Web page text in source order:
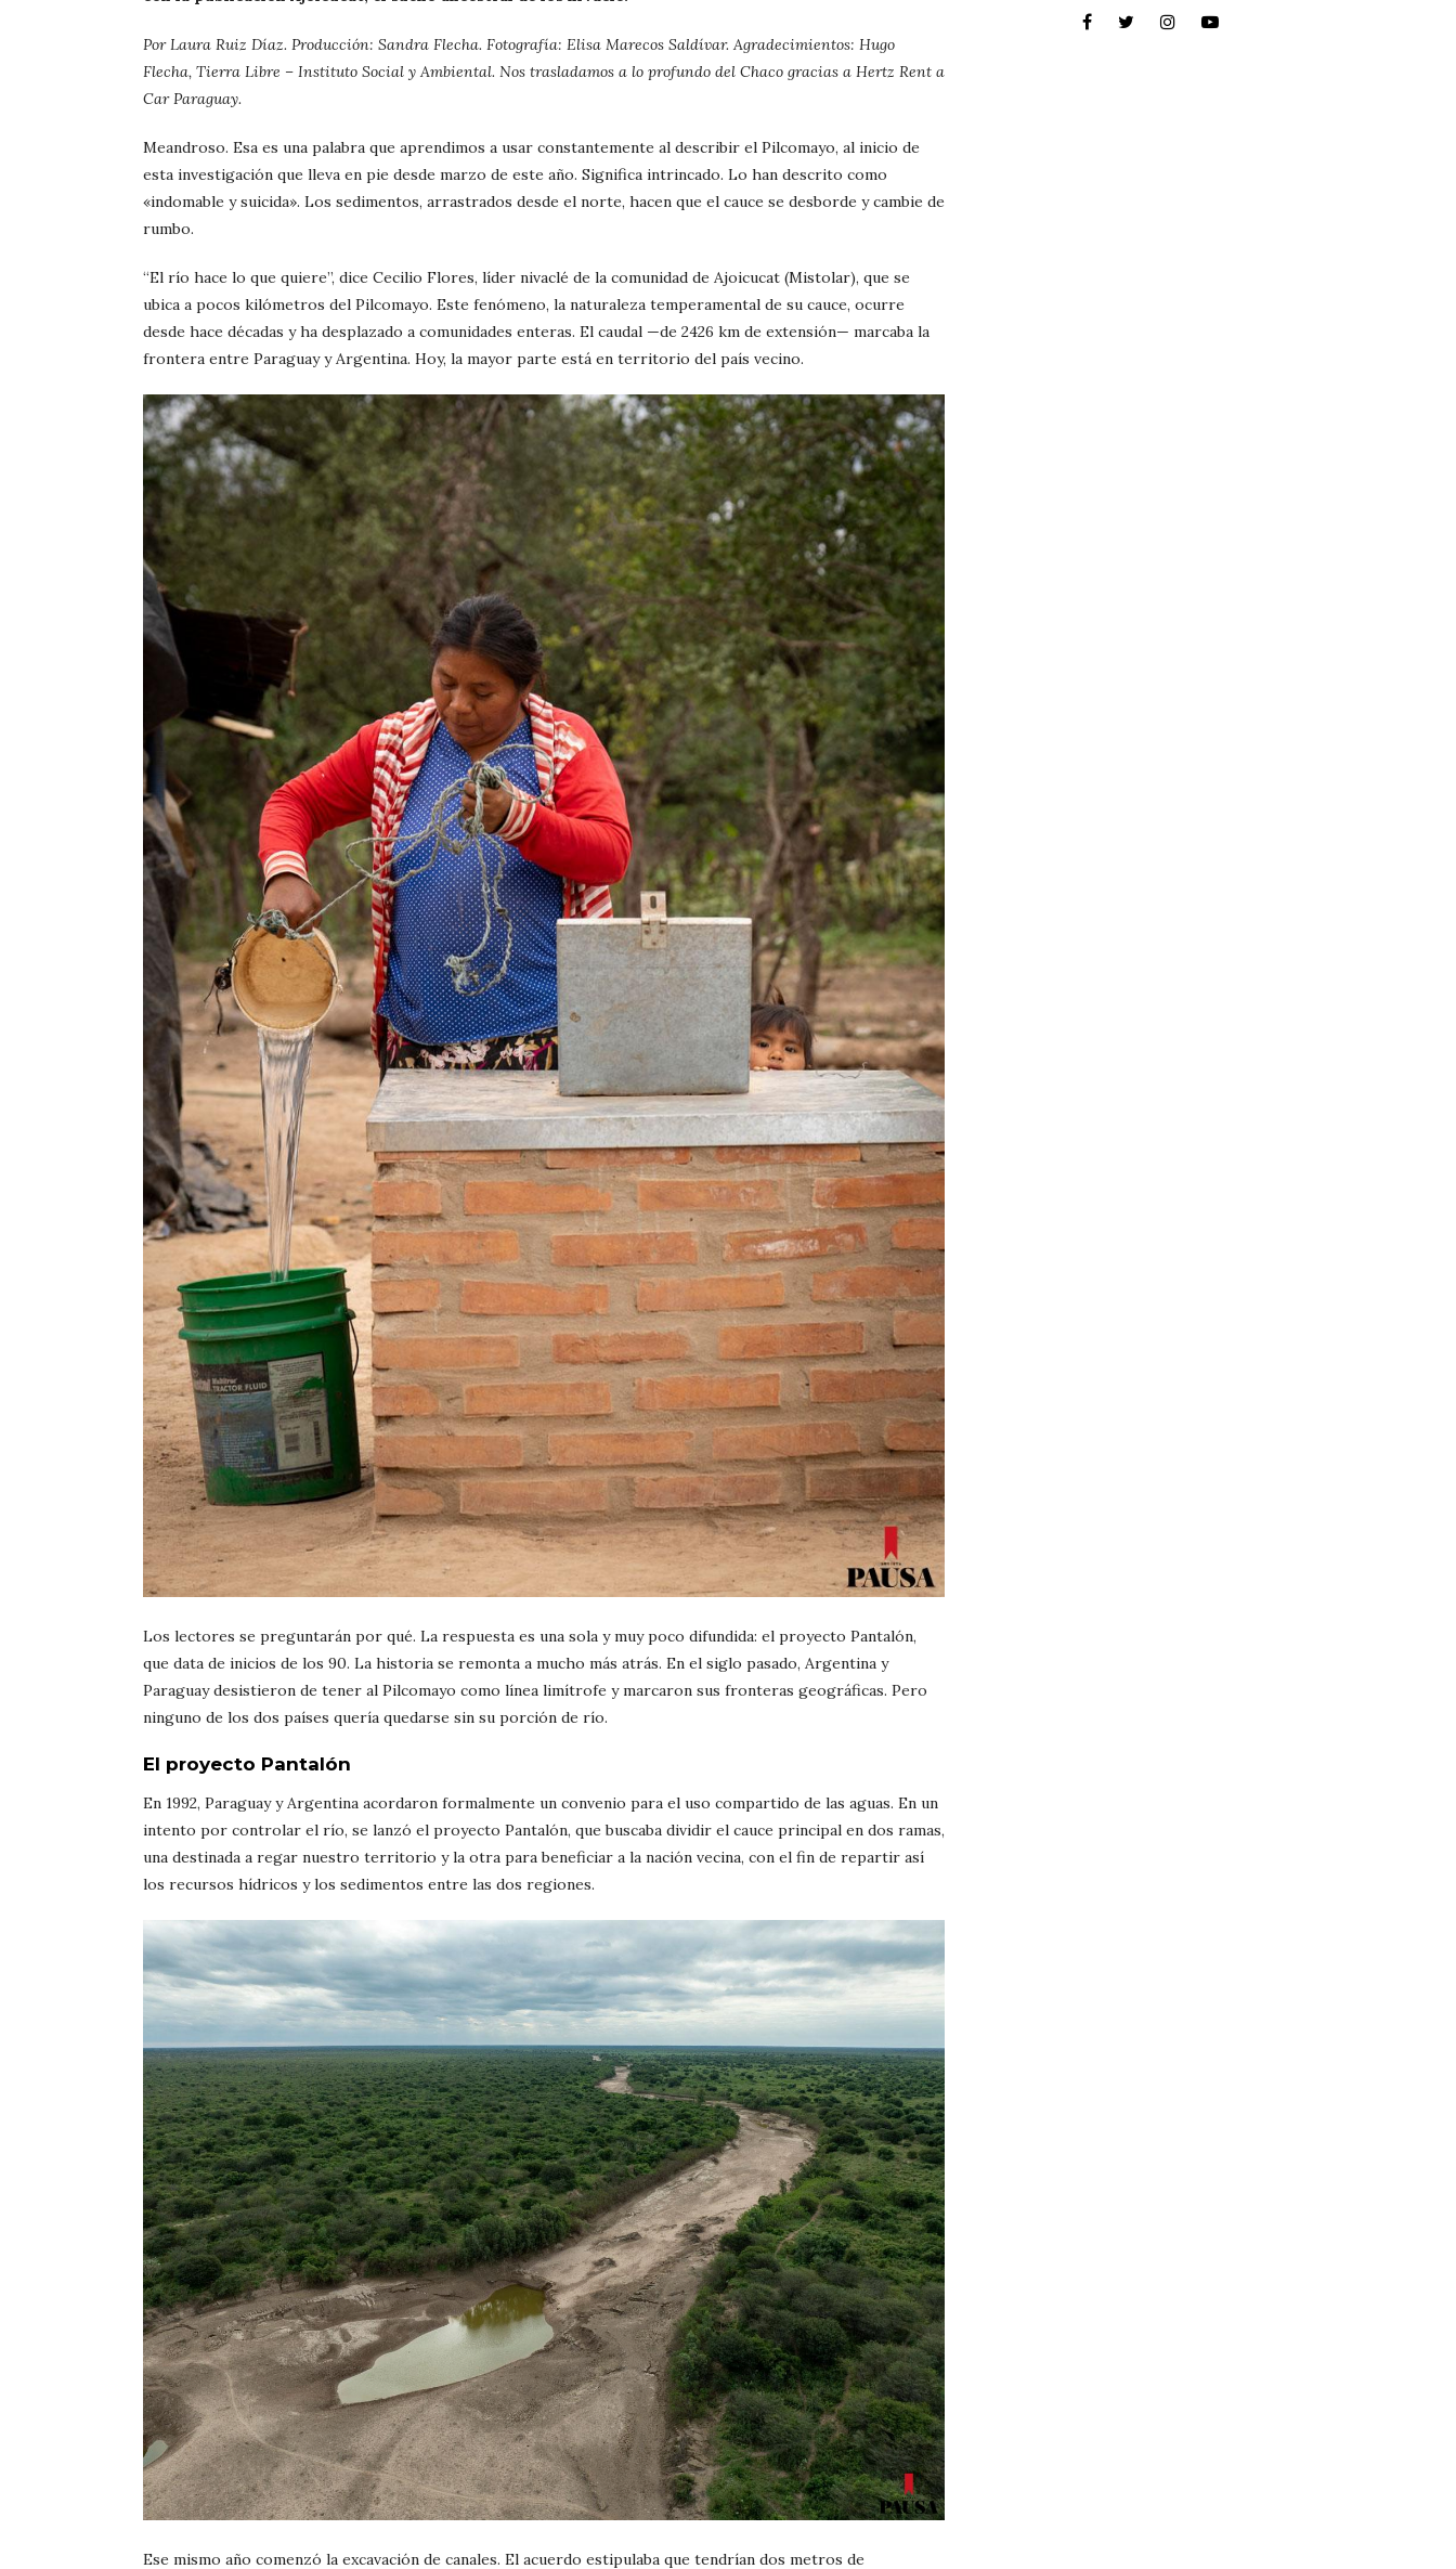
Por Laura Ruiz Díaz. Producción: Sandra Flecha. Fotografía: Elisa Marecos Saldívar. Agradecimientos: Hugo
Flecha, Tierra Libre – Instituto Social y Ambiental. Nos trasladamos a lo profundo del Chaco gracias a Hertz Rent a
Car Paraguay.
Meandroso. Esa es una palabra que aprendimos a usar constantemente al describir el Pilcomayo, al inicio de
esta investigación que lleva en pie desde marzo de este año. Significa intrincado. Lo han descrito como
«indomable y suicida». Los sedimentos, arrastrados desde el norte, hacen que el cauce se desborde y cambie de
rumbo.
“El río hace lo que quiere”, dice Cecilio Flores, líder nivaclé de la comunidad de Ajoicucat (Mistolar), que se
ubica a pocos kilómetros del Pilcomayo. Este fenómeno, la naturaleza temperamental de su cauce, ocurre
desde hace décadas y ha desplazado a comunidades enteras. El caudal —de 2426 km de extensión— marcaba la
frontera entre Paraguay y Argentina. Hoy, la mayor parte está en territorio del país vecino.
Los lectores se preguntarán por qué. La respuesta es una sola y muy poco difundida: el proyecto Pantalón,
que data de inicios de los 90. La historia se remonta a mucho más atrás. En el siglo pasado, Argentina y
Paraguay desistieron de tener al Pilcomayo como línea limítrofe y marcaron sus fronteras geográficas. Pero
ninguno de los dos países quería quedarse sin su porción de río.
El proyecto Pantalón
En 1992, Paraguay y Argentina acordaron formalmente un convenio para el uso compartido de las aguas. En un
intento por controlar el río, se lanzó el proyecto Pantalón, que buscaba dividir el cauce principal en dos ramas,
una destinada a regar nuestro territorio y la otra para beneficiar a la nación vecina, con el fin de repartir así
los recursos hídricos y los sedimentos entre las dos regiones.
Ese mismo año comenzó la excavación de canales. El acuerdo estipulaba que tendrían dos metros de